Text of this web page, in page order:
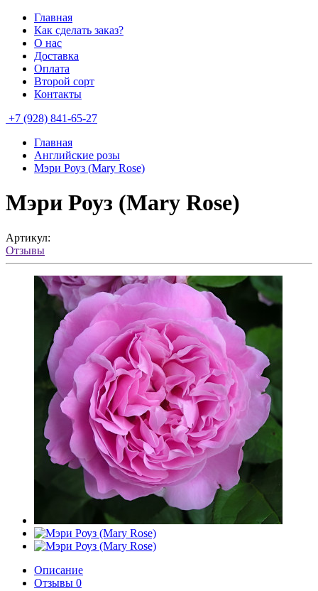
Главная
Как сделать заказ?
О нас
Доставка
Оплата
Второй сорт
Контакты
+7 (928) 841-65-27
Главная
Английские розы
Мэри Роуз (Mary Rose)
Мэри Роуз (Mary Rose)
Артикул:
Отзывы
Описание
Отзывы 0